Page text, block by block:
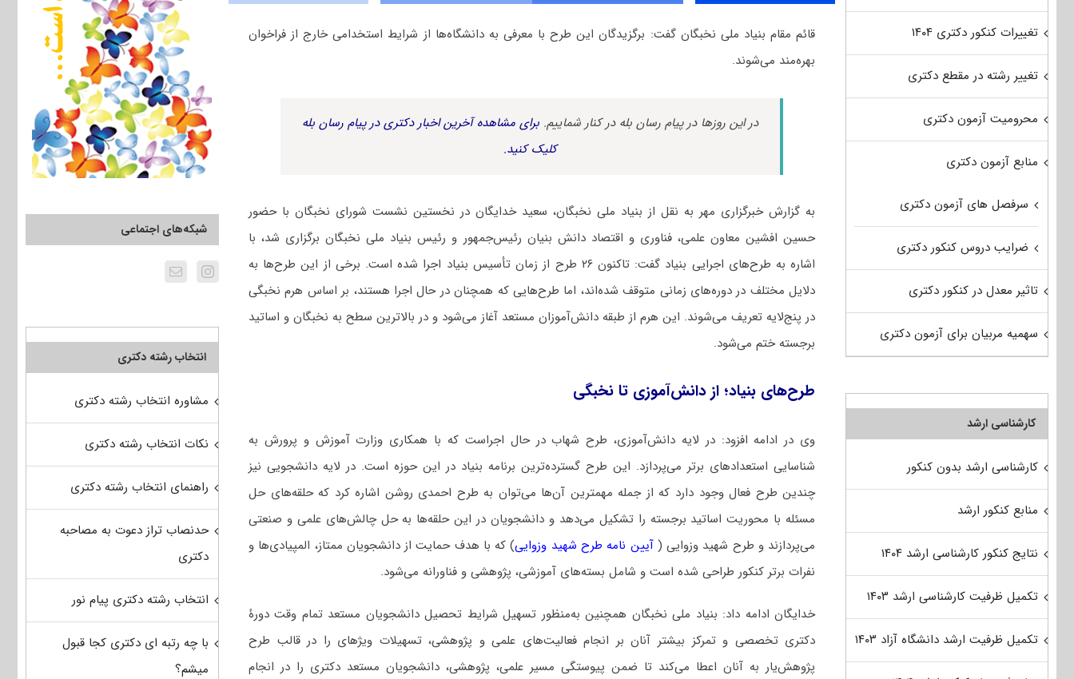
قائم مقام بنیاد ملی نخبگان گفت: برگزیدگان این طرح با معرفی به دانشگاه‌ها از شرایط استخدامی خارج از فراخوان
بهره‌مند می‌شوند.
در این روزها در پیام رسان بله در کنار شماییم. برای مشاهده آخرین اخبار دکتری در پیام رسان بله
کلیک کنید.
به گزارش خبرگزاری مهر به نقل از بنیاد ملی نخبگان، سعید خدایگان در نخستین نشست شورای نخبگان با حضور
حسین افشین معاون علمی، فناوری و اقتصاد دانش بنیان رئیس‌جمهور و رئیس بنیاد ملی نخبگان برگزاری شد، با
اشاره به طرح‌های اجرایی بنیاد گفت: تاکنون ۲۶ طرح از زمان تأسیس بنیاد اجرا شده است. برخی از این طرح‌ها به
دلایل مختلف در دوره‌های زمانی متوقف شده‌اند، اما طرح‌هایی که همچنان در حال اجرا هستند، بر اساس هرم نخبگی
در پنج‌لایه تعریف می‌شوند. این هرم از طبقه دانش‌آموزان مستعد آغاز می‌شود و در بالاترین سطح به نخبگان و اساتید
برجسته ختم می‌شود.
طرح‌های بنیاد؛ از دانش‌آموزی تا نخبگی
وی در ادامه افزود: در لایه دانش‌آموزی، طرح شهاب در حال اجراست که با همکاری وزارت آموزش و پرورش به
شناسایی استعدادهای برتر می‌پردازد. این طرح گسترده‌ترین برنامه بنیاد در این حوزه است. در لایه دانشجویی نیز
چندین طرح فعال وجود دارد که از جمله مهمترین آن‌ها می‌توان به طرح احمدی روشن اشاره کرد که حلقه‌های حل
مسئله با محوریت اساتید برجسته را تشکیل می‌دهد و دانشجویان در این حلقه‌ها به حل چالش‌های علمی و صنعتی
می‌پردازند و طرح شهید وزوایی (آیین نامه طرح شهید وزوایی) که با هدف حمایت از دانشجویان ممتاز، المپیادی‌ها و
نفرات برتر کنکور طراحی شده است و شامل بسته‌های آموزشی، پژوهشی و فناورانه می‌شود.
خدایگان ادامه داد: بنیاد ملی نخبگان همچنین به‌منظور تسهیل شرایط تحصیل دانشجویان مستعد تمام‌ وقت دورۀ
دکتری تخصصی و تمرکز بیشتر آنان بر انجام فعالیت‌های علمی و پژوهشی، تسهیلات ویژهای را در قالب طرح
پژوهش‌یار به آنان اعطا می‌کند تا ضمن پیوستگی مسیر علمی، پژوهشی، دانشجویان مستعد دکتری را در انجام
شبکه‌های اجتماعی
انتخاب رشته دکتری
مشاوره انتخاب رشته دکتری
نکات انتخاب رشته دکتری
راهنمای انتخاب رشته دکتری
حدنصاب تراز دعوت به مصاحبه
دکتری
انتخاب رشته دکتری پیام نور
با چه رتبه ای دکتری کجا قبول
میشم؟
تغییرات کنکور دکتری ۱۴۰۴
تغییر رشته در مقطع دکتری
محرومیت آزمون دکتری
منابع آزمون دکتری
سرفصل های آزمون دکتری
ضرایب دروس کنکور دکتری
تاثیر معدل در کنکور دکتری
سهمیه مربیان برای آزمون دکتری
کارشناسی ارشد
کارشناسی ارشد بدون کنکور
منابع کنکور ارشد
نتایج کنکور کارشناسی ارشد ۱۴۰۴
تکمیل ظرفیت کارشناسی ارشد ۱۴۰۳
تکمیل ظرفیت ارشد دانشگاه آزاد ۱۴۰۳